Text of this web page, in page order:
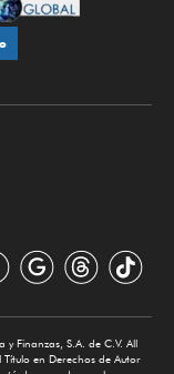
Finanzas, S.A. de C.V. All
Título en Derechos de Autor